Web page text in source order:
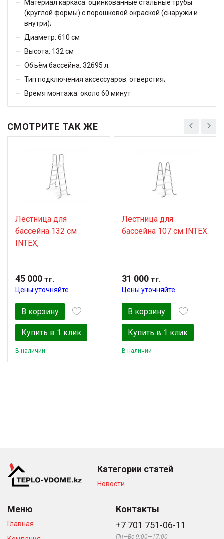
Материал каркаса: оцинкованные стальные трубы
(круглой формы) с порошковой окраской (снаружи и
внутри);
Диаметр: 610 см
Высота: 132 см
Объём бассейна: 32695 л.
Тип подключения аксессуаров: отверстия;
Время монтажа: около 60 минут
СМОТРИТЕ ТАК ЖЕ
Лестница для
бассейна 132 см
INTEX,
45 000 тг.
Цены уточняйте
В корзину
Купить в 1 клик
В наличии
Лестница для
бассейна 107 см INTEX
31 000тг.
Цены уточняйте
В корзину
Купить в 1 клик
В наличии
Категории статей
Новости
Меню
Главная
Контакты
+7 701 751-06-11
Пн—Вс 9:00—17:00